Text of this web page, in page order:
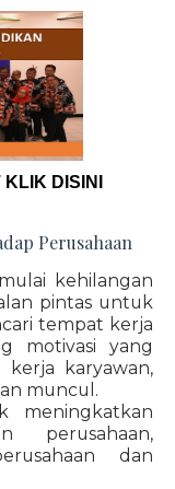
KLIK DISINI
Perusahaan
kehilangan
pintas untuk
tempat kerja
motivasi yang
karyawan,
muncul.
meningkatkan
perusahaan,
dan